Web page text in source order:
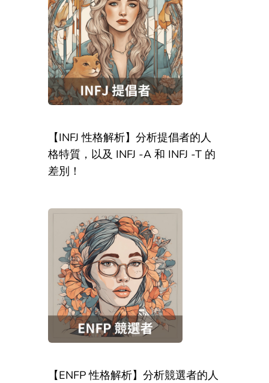
【INFJ 性格解析】分析提倡者的人
格特質，以及 INFJ -A 和 INFJ -T 的
差別！
【ENFP 性格解析】分析競選者的人